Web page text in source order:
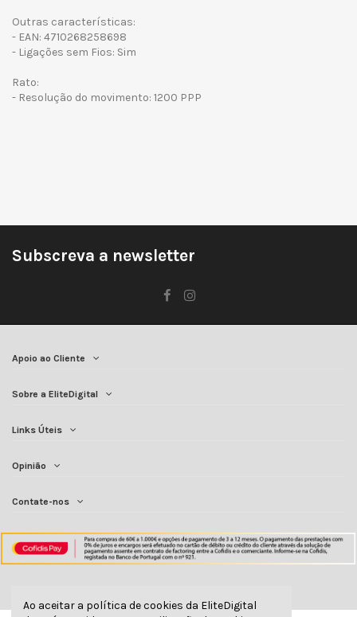
Outras características:
- EAN: 4710268258698
- Ligações sem Fios: Sim
Rato:
- Resolução do movimento: 1200 PPP
Subscreva a newsletter
Apoio ao Cliente
Sobre a EliteDigital
Links Úteis
Opinião
Contate-nos
Ao aceitar a política de cookies da EliteDigital